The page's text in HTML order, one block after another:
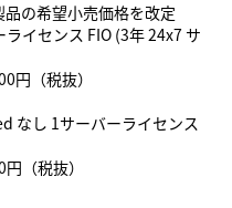
の希望小売価格を改定
イセンス FIO (3年 24x7 サ
（税抜）
なし 1サーバーライセンス
（税抜）